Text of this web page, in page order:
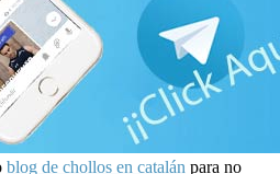
blog de chollos en catalán para no